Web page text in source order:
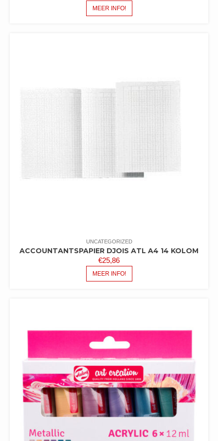
MEER INFO!
UNCATEGORIZED
ACCOUNTANTSPAPIER DJOIS ATL A4 14 KOLOM
€25,86
MEER INFO!